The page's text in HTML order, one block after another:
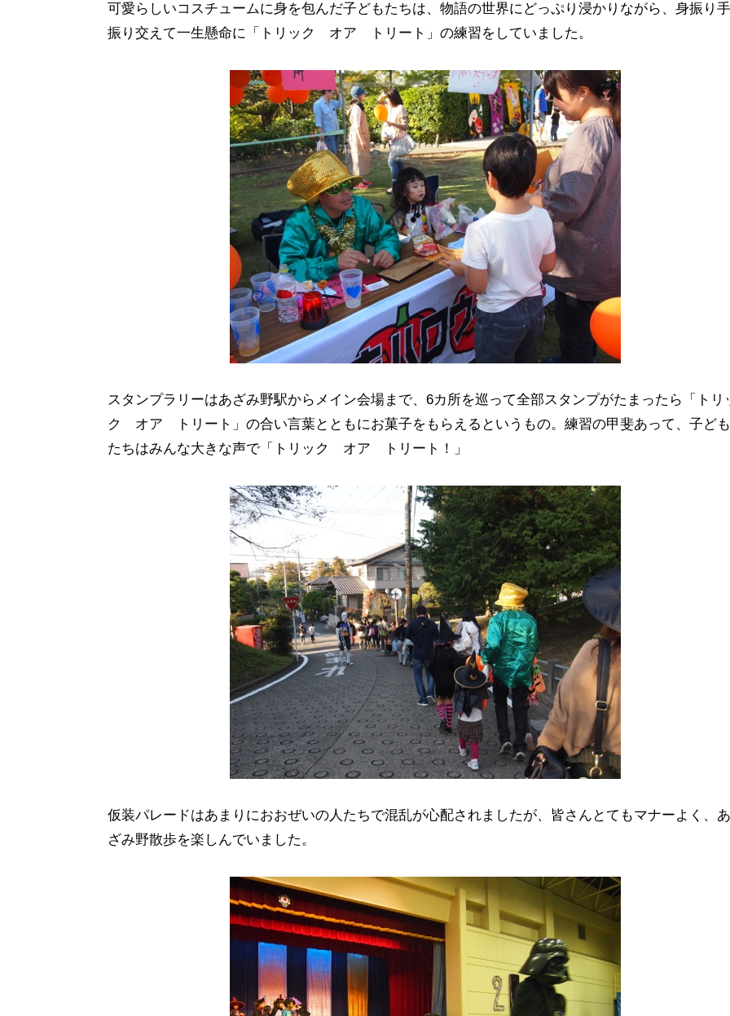
可愛らしいコスチュームに身を包んだ子どもたちは、物語の世界にどっぷり浸かりながら、身振り手
振り交えて一生懸命に「トリック オア トリート」の練習をしていました。
スタンプラリーはあざみ野駅からメイン会場まで、6カ所を巡って全部スタンプがたまったら「トリ
ク オア トリート」の合い言葉とともにお菓子をもらえるというもの。練習の甲斐あって、子ども
たちはみんな大きな声で「トリック オア トリート！」
仮装パレードはあまりにおおぜいの人たちで混乱が心配されましたが、皆さんとてもマナーよく、あ
ざみ野散歩を楽しんでいました。